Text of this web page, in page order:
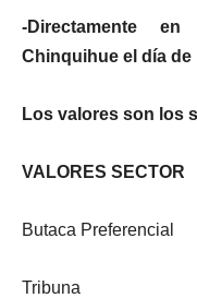
-Directamente
Chinquihue el día
Los valores son los
VALORES
Butaca
Tribuna